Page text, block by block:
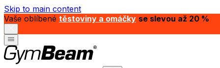
Skip to main content
Vaše oblíbené těstoviny a omáčky se slevou až 20 %